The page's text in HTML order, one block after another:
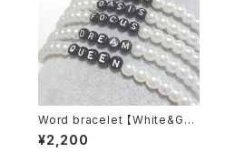
Word bracelet 【White&Gun
metal】
¥2,200